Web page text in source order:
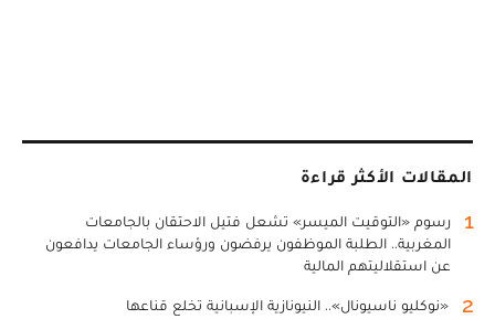
المقالات الأكثر قراءة
1
رسوم «التوقيت الميسر» تشعل فتيل الاحتقان بالجامعات
المغربية.. الطلبة الموظفون يرفضون ورؤساء الجامعات يدافعون
عن استقلاليتهم المالية
2 «نوكليو ناسيونال».. النيونازية الإسبانية تخلع قناعها